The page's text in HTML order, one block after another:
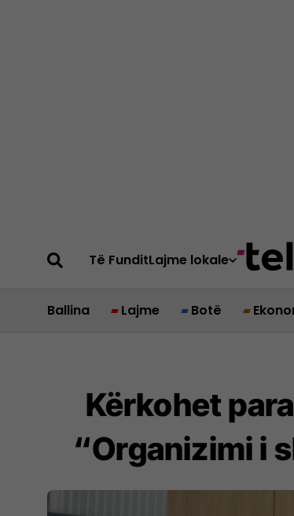
Të FunditLajme lokale
Ballina Lajme Botë
Kërkohet
“Organizimi i